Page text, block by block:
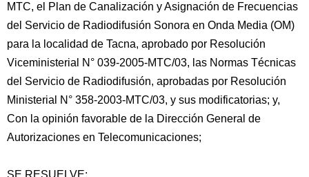
MTC, el Plan de Canalización y Asignación de Frecuencias
del Servicio de Radiodifusión Sonora en Onda Media (OM)
para la localidad de Tacna, aprobado por Resolución
Viceministerial N° 039-2005-MTC/03, las Normas Técnicas
del Servicio de Radiodifusión, aprobadas por Resolución
Ministerial N° 358-2003-MTC/03, y sus modificatorias; y,
Con la opinión favorable de la Dirección General de
Autorizaciones en Telecomunicaciones;
SE RESUELVE: